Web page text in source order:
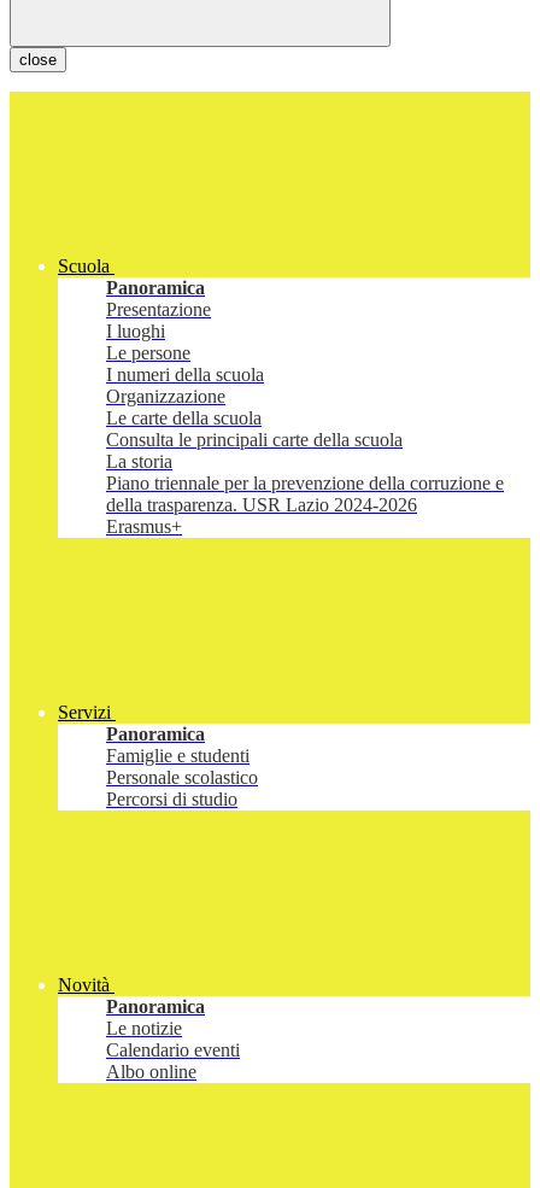
close
Scuola
Panoramica
Presentazione
I luoghi
Le persone
I numeri della scuola
Organizzazione
Le carte della scuola
Consulta le principali carte della scuola
La storia
Piano triennale per la prevenzione della corruzione e
della trasparenza. USR Lazio 2024-2026
Erasmus+
Servizi
Panoramica
Famiglie e studenti
Personale scolastico
Percorsi di studio
Novità
Panoramica
Le notizie
Calendario eventi
Albo online